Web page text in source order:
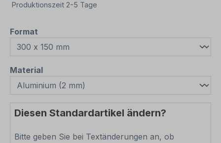
Produktionszeit 2-5 Tage
Format
Materialauswählen
Diesen Standardartikel ändern?
Bitte geben Sie bei Textänderungen an, ob